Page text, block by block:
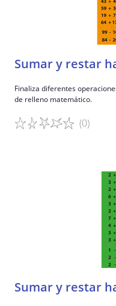
Sumar y restar
Finaliza diferentes
de relleno matemático.
(0)
Sumar y restar